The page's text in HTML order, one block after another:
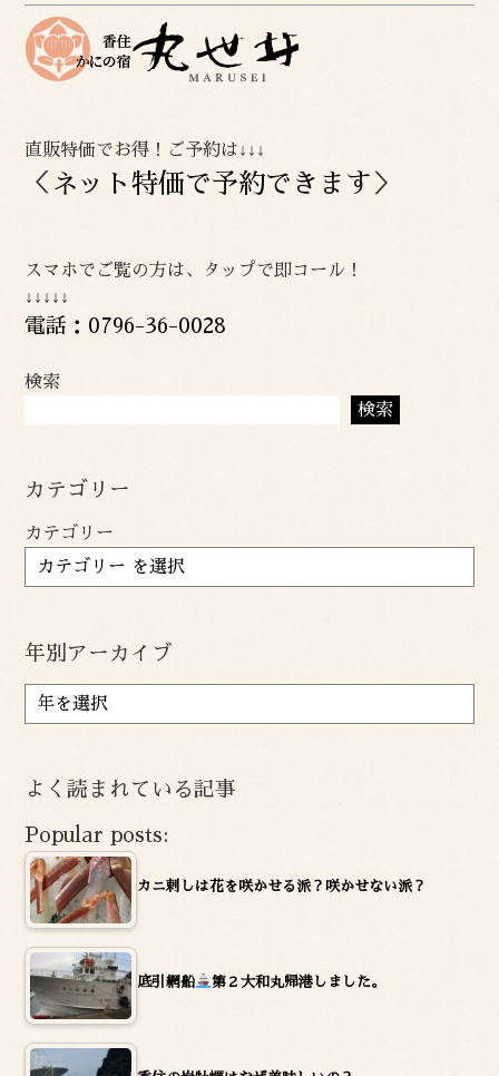
直販特価でお得！ご予約は↓↓↓
＜ ネット特価で予約できます ＞
スマホでご覧の方は、タップで即コール！
↓↓↓↓↓
電話：0796-36-0028
検索
検索
カテゴリー
カテゴリー
年別アーカイブ
ア
ー
イ
ブ
よく読まれている記事
Popular posts:
カニ刺しは花を咲かせる派？咲かせない派？
底引網船 第２大和丸帰港しました。